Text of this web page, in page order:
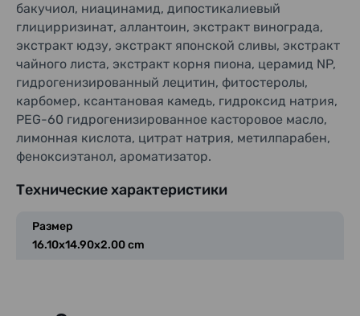
бакучиол, ниацинамид, дипостикалиевый
глицирризинат, аллантоин, экстракт винограда,
экстракт юдзу, экстракт японской сливы, экстракт
чайного листа, экстракт корня пиона, церамид NP,
гидрогенизированный лецитин, фитостеролы,
карбомер, ксантановая камедь, гидроксид натрия,
PEG-60 гидрогенизированное касторовое масло,
лимонная кислота, цитрат натрия, метилпарабен,
феноксиэтанол, ароматизатор.
Технические характеристики
Размер
16.10x14.90x2.00 cm